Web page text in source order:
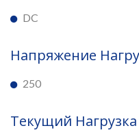
DC
Напряжение
250
Текущий